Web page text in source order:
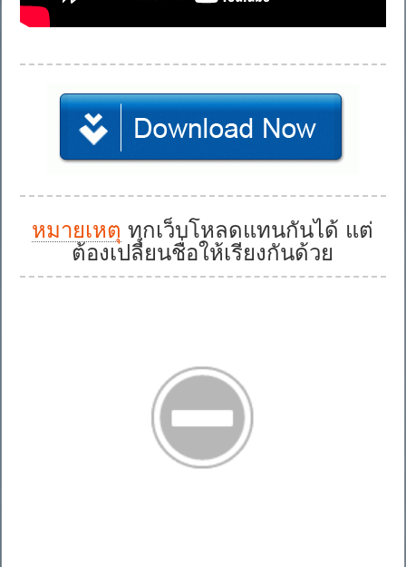
หมายเหตุ ทุกเว็บโหลดแทนกันได้ แต่
ต้องเปลี่ยนชื่อให้เรียงกันด้วย